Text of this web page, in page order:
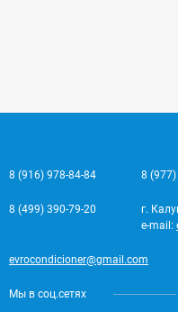
8 (916) 978-84-84 8
8 (499) 390-79-20
г.
e-mail:
evrocondicioner@gmail.com
Мы в соц.сетях